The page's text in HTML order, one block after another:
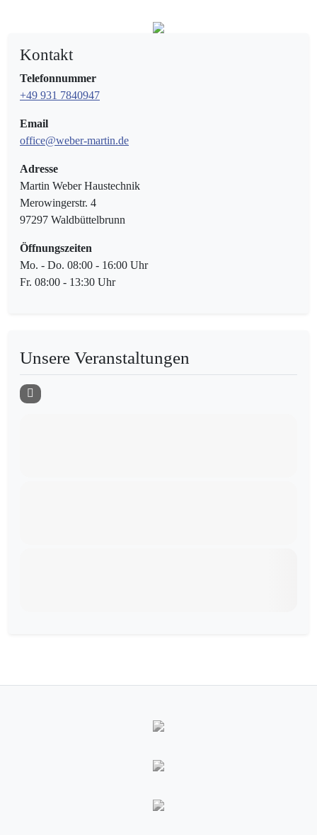
Kontakt
Telefonnummer
+49 931 7840947
Email
office@weber-martin.de
Adresse
Martin Weber Haustechnik
Merowingerstr. 4
97297 Waldbüttelbrunn
Öffnungszeiten
Mo. - Do. 08:00 - 16:00 Uhr
Fr. 08:00 - 13:30 Uhr
Unsere Veranstaltungen